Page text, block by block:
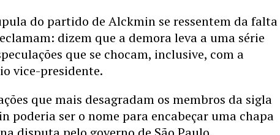
do partido de Alckmin se ressentem da falta
dizem que a demora leva a uma série
que se chocam, inclusive, com a
vice-presidente.
que mais desagradam os membros da sigla
poderia ser o nome para encabeçar uma chapa